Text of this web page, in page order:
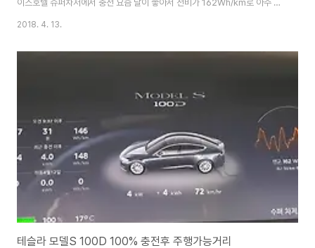
이스호텔 슈퍼차저에서 충전 요즘 날이 좋아서 전비가 162Wh/km로 아주 잘
나오는데 100% 완충에 예상 주행거리 604km 찍어주네요. 역시100D ㅋ 하
63%인데 비는 2.5%는 에어컨사용량입니다 ㅋ 이번 부산-하동은 처음부터
차박하느라 밤새 히터로 배터리를 15%정도 써서 오는길에 함안휴게소에서 충
전을 하고왔지만 이번엔 ..
2018. 4. 13.
테슬라 모델S 100D 100% 충전후 주행가능거리